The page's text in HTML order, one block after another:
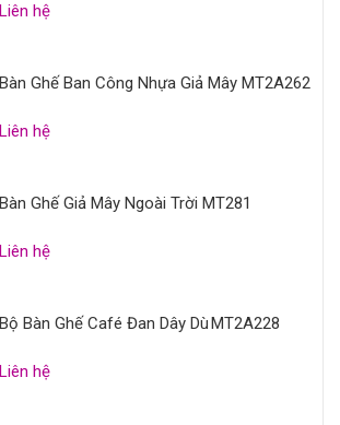
Liên hệ
Bàn Ghế Ban Công Nhựa Giả Mây MT2A262
Liên hệ
Bàn Ghế Giả Mây Ngoài Trời MT281
Liên hệ
Bộ Bàn Ghế Café Đan Dây Dù MT2A228
Liên hệ